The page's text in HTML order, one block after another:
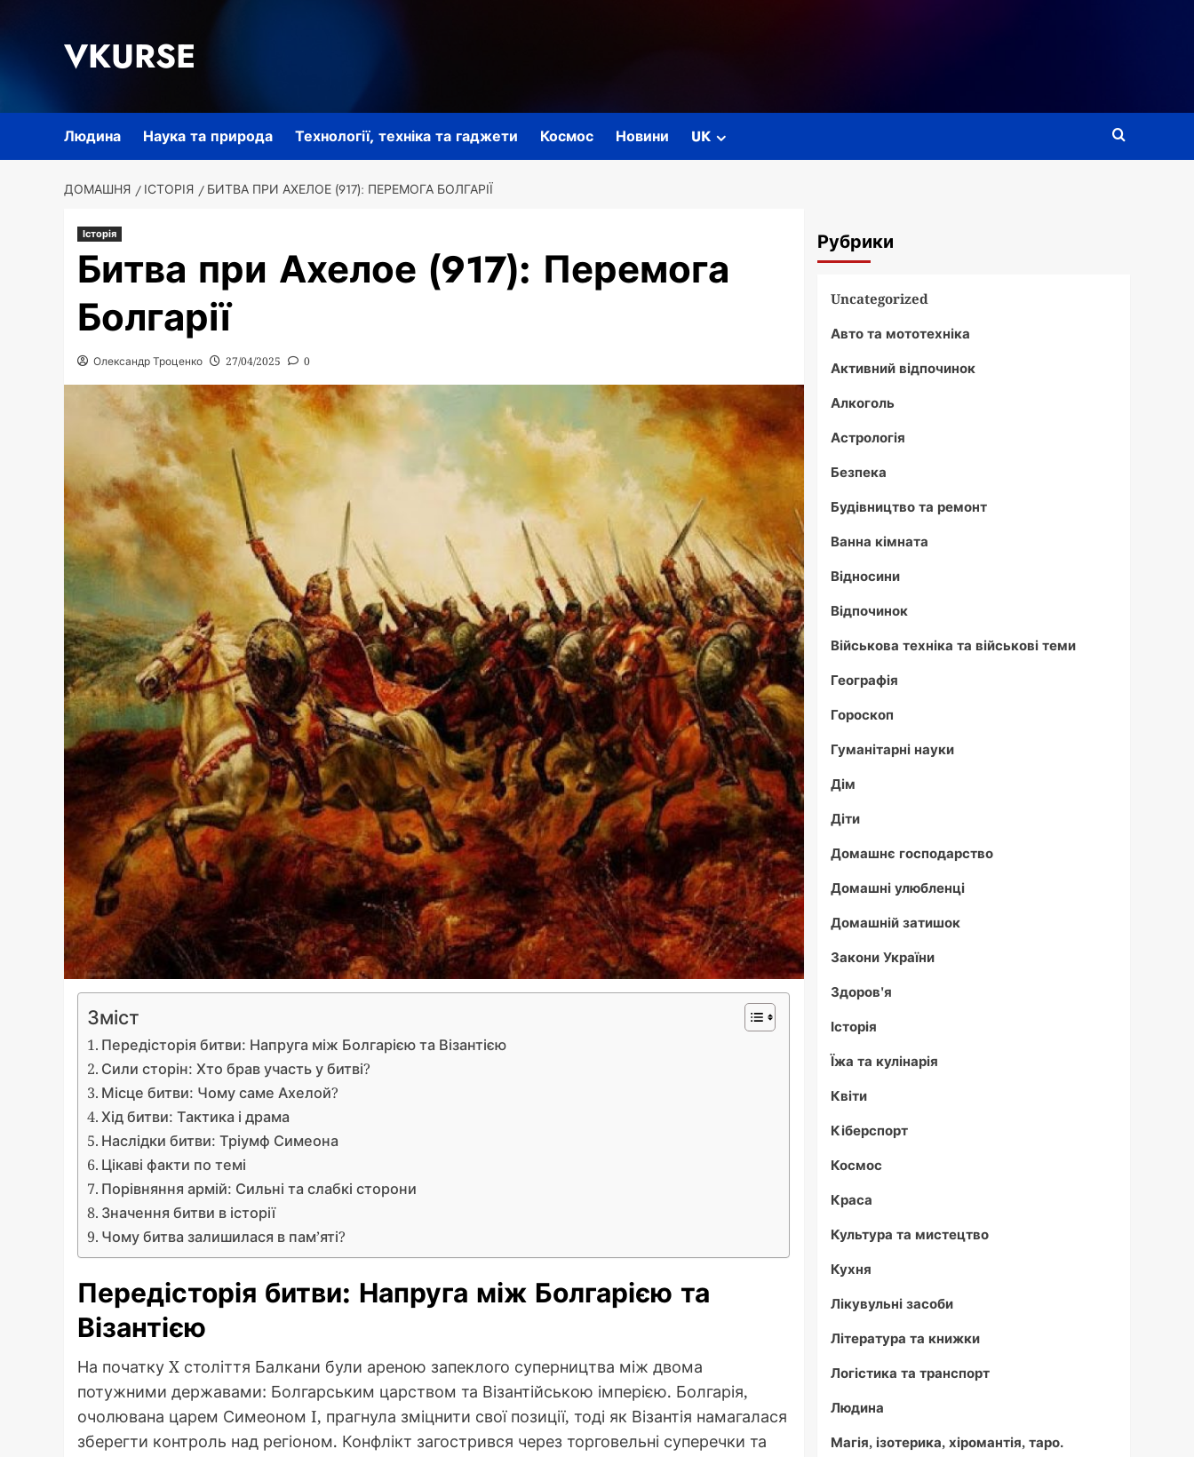
VKURSE
Людина Наука та природа Технології, техніка та гаджети Космос Новини UK
ДОМАШНЯ ІСТОРІЯ БИТВА ПРИ АХЕЛОЕ (917): ПЕРЕМОГА БОЛГАРІЇ
Історія
Битва при Ахелое (917): Перемога
Болгарії
Олександр Троценко 27/04/2025 0
Зміст
Передісторія битви: Напруга між Болгарією та Візантією
Сили сторін: Хто брав участь у битві?
Місце битви: Чому саме Ахелой?
Хід битви: Тактика і драма
Наслідки битви: Тріумф Симеона
Цікаві факти по темі
Порівняння армій: Сильні та слабкі сторони
Значення битви в історії
Чому битва залишилася в пам’яті?
Передісторія битви: Напруга між Болгарією та
Візантією
На початку X століття Балкани були ареною запеклого суперництва між двома
потужними державами: Болгарським царством та Візантійською імперією. Болгарія,
очолювана царем Симеоном I, прагнула зміцнити свої позиції, тоді як Візантія намагалася
зберегти контроль над регіоном. Конфлікт загострився через торговельні суперечки та
Рубрики
Uncategorized
Авто та мототехніка
Активний відпочинок
Алкоголь
Астрологія
Безпека
Будівництво та ремонт
Ванна кімната
Відносини
Відпочинок
Військова техніка та військові теми
Географія
Гороскоп
Гуманітарні науки
Дім
Діти
Домашнє господарство
Домашні улюбленці
Домашній затишок
Закони України
Здоров'я
Історія
Їжа та кулінарія
Квіти
Кіберспорт
Космос
Краса
Культура та мистецтво
Кухня
Лікувульні засоби
Література та книжки
Логістика та транспорт
Людина
Магія, ізотерика, хіромантія, таро.